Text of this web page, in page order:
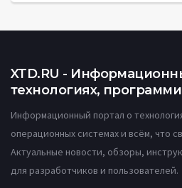
XTD.RU -
технологиях,
Информационный портал о
операционных системах и всём, что
Актуальные новости, обзоры,
для разработчиков и пользователей.